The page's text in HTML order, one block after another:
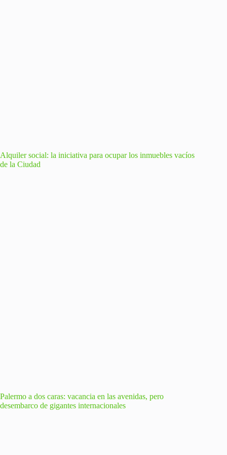
Alquiler social: la iniciativa para ocupar los inmuebles vacíos
de la Ciudad
Palermo a dos caras: vacancia en las avenidas, pero
desembarco de gigantes internacionales